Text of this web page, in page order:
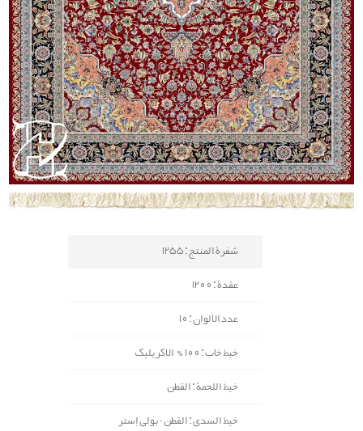
شفرة المنتج : 1255
عقدة : 1200
عدد الألوان : 10
خيط خاب : 100% الاكريليك
خيط اللحمة : القطن
خيط السدی : القطن - بولي إستر